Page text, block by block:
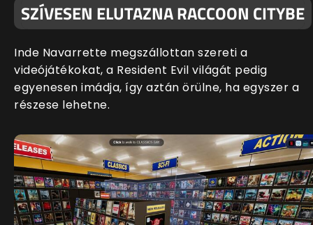
SZÍVESEN ELUTAZNA RACCOON CITYBE
Inde Navarrette megszállottan szereti a
videójátékokat, a Resident Evil világát pedig
egyenesen imádja, így aztán örülne, ha egyszer a
részese lehetne.